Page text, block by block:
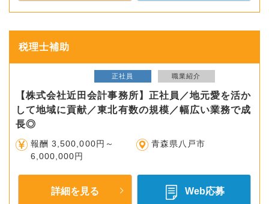
税理士補助
正社員 職業紹介
【株式会社近田会計事務所】正社員／地元愛を活か
して地域に貢献／東北有数の規模／幅広い業務で成
長◎
報酬 3,500,000円～
6,000,000円
青森県八戸市
詳細を見る Web応募